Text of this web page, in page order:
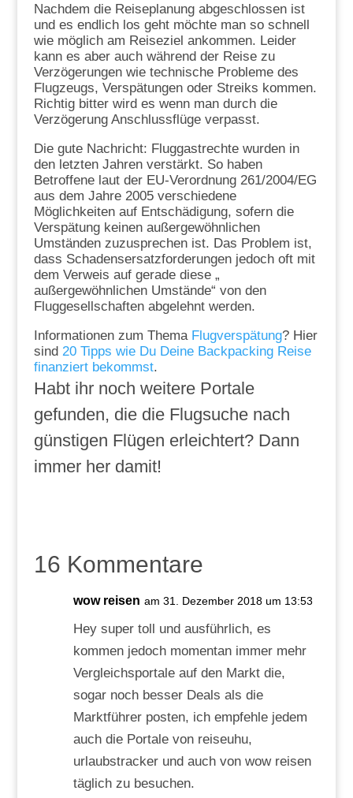
Nachdem die Reiseplanung abgeschlossen ist
und es endlich los geht möchte man so schnell
wie möglich am Reiseziel ankommen. Leider
kann es aber auch während der Reise zu
Verzögerungen wie technische Probleme des
Flugzeugs, Verspätungen oder Streiks kommen.
Richtig bitter wird es wenn man durch die
Verzögerung Anschlussflüge verpasst.
Die gute Nachricht: Fluggastrechte wurden in
den letzten Jahren verstärkt. So haben
Betroffene laut der EU-Verordnung 261/2004/EG
aus dem Jahre 2005 verschiedene
Möglichkeiten auf Entschädigung, sofern die
Verspätung keinen außergewöhnlichen
Umständen zuzusprechen ist. Das Problem ist,
dass Schadensersatzforderungen jedoch oft mit
dem Verweis auf gerade diese „
außergewöhnlichen Umstände“ von den
Fluggesellschaften abgelehnt werden.
Informationen zum Thema Flugverspätung? Hier
sind 20 Tipps wie Du Deine Backpacking Reise
finanziert bekommst.
Habt ihr noch weitere Portale
gefunden, die die Flugsuche nach
günstigen Flügen erleichtert? Dann
immer her damit!
16 Kommentare
wow reisen am 31. Dezember 2018 um 13:53
Hey super toll und ausführlich, es
kommen jedoch momentan immer mehr
Vergleichsportale auf den Markt die,
sogar noch besser Deals als die
Marktführer posten, ich empfehle jedem
auch die Portale von reiseuhu,
urlaubstracker und auch von wow reisen
täglich zu besuchen.